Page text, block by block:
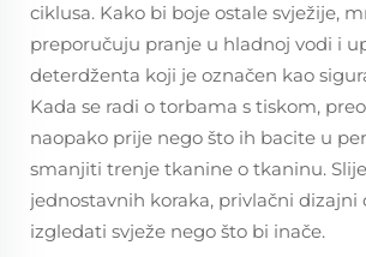
ciklusa. Kako bi boje ostale svježije,
preporučuju pranje u hladnoj vodi i
deterdženta koji je označen kao
Kada se radi o torbama s tiskom,
naopako prije nego što ih bacite u
smanjiti trenje tkanine o tkaninu.
jednostavnih koraka, privlačni dizajni
izgledati svježe nego što bi inače.